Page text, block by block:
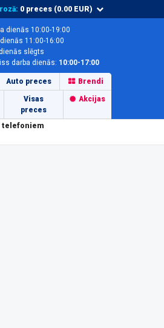
0 preces (0.00 EUR)
dienās 10:00-19:00
11:00-16:00
slēgts
darba dienās: 10:00-17:00
Auto preces Brendi
Visas
preces
Akcijas
telefoniem